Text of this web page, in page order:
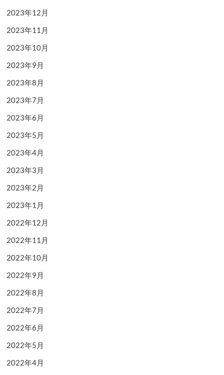
2023年12月
2023年11月
2023年10月
2023年9月
2023年8月
2023年7月
2023年6月
2023年5月
2023年4月
2023年3月
2023年2月
2023年1月
2022年12月
2022年11月
2022年10月
2022年9月
2022年8月
2022年7月
2022年6月
2022年5月
2022年4月